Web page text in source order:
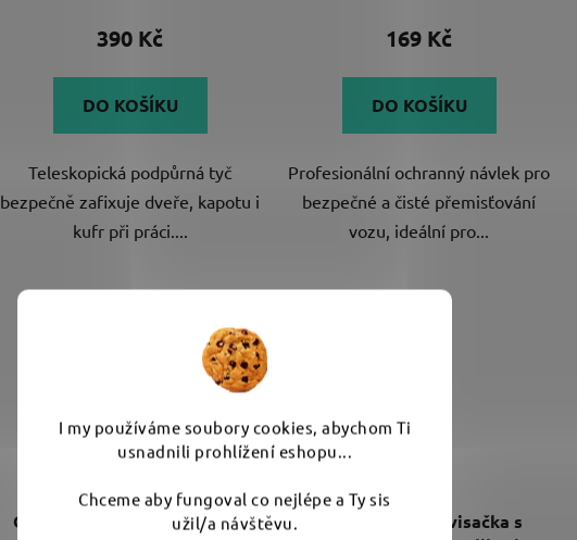
I my používáme soubory cookies, abychom Ti
usnadnili prohlížení eshopu...
Chceme aby fungoval co nejlépe a Ty sis
užil/a návštěvu.
390 Kč
DO KOŠÍKU
Teleskopická podpůrná tyč
bezpečně zafixuje dveře, kapotu i
kufr při práci....
169 Kč
DO KOŠÍKU
Profesionální ochranný návlek pro
bezpečné a čisté přemisťování
vozu, ideální pro...
Gyeon Q2M FloorMat 25 ks -
Gyeon Hanger - visačka s